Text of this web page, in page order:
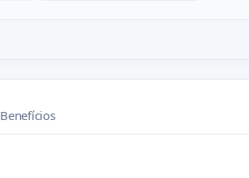
Benefícios